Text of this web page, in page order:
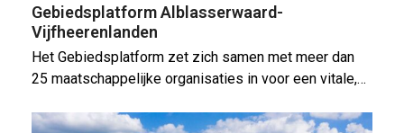
Gebiedsplatform Alblasserwaard-
Vijfheerenlanden
Het Gebiedsplatform zet zich samen met meer dan
25 maatschappelijke organisaties in voor een vitale,…